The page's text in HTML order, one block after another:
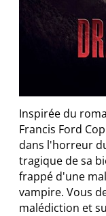
Inspirée du
Francis Ford
dans l'horreur
tragique de sa
frappé d'une
vampire. Vous
malédiction et